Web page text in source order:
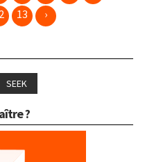
13 ›
SEEK
?